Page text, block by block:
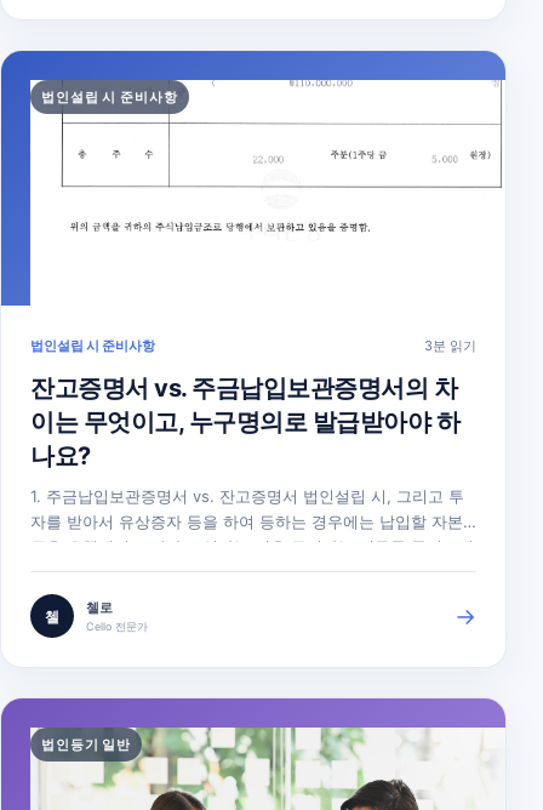
법인설립 시 준비사항
법인설립 시 준비사항 3분 읽기
잔고증명서 vs. 주금납입보관증명서의 차
이는 무엇이고, 누구명의로 발급받아야 하
나요?
1. 주금납입보관증명서 vs. 잔고증명서 법인설립 시, 그리고 투
자를 받아서 유상증자 등을 하여 등하는 경우에는 납입할 자본
금을 은행에서 보관하고 있다는 것을 증명하는 서류를 등기소에
제출해야 합니다. 은행에서 떼주는 이러한 증명서를 "주금납입
보관증명서"라고 합니다. 은행에서 주금납입보관증명서를 떼려
면 법인설립의 경우 원시정관, 발기인 회의록, 발기인 주식인수
첼 첼로
Cello 전문가 →
법인등기 일반